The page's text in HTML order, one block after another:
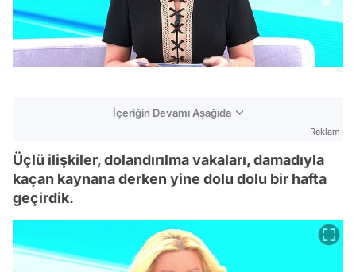
İçeriğin Devamı Aşağıda
Reklam
Üçlü ilişkiler, dolandırılma vakaları, damadıyla
kaçan kaynana derken yine dolu dolu bir hafta
geçirdik.